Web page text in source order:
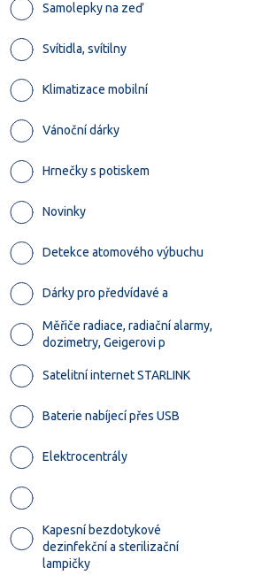
Samolepky na zeď
Svítidla, svítilny
Klimatizace mobilní
Vánoční dárky
Hrnečky s potiskem
Novinky
Detekce atomového výbuchu
Dárky pro předvídavé a
Měřiče radiace, radiační alarmy,
dozimetry, Geigerovi p
Satelitní internet STARLINK
Baterie nabíjecí přes USB
Elektrocentrály
Kapesní bezdotykové
dezinfekční a sterilizační
lampičky